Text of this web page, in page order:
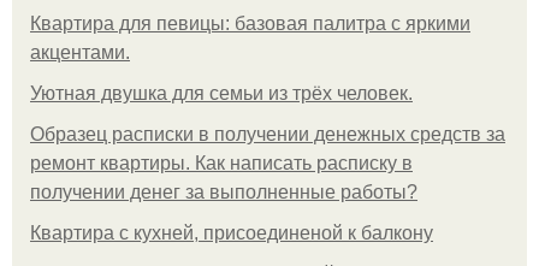
Квартира для певицы: базовая палитра с яркими
акцентами.
Уютная двушка для семьи из трёх человек.
Образец расписки в получении денежных средств за
ремонт квартиры. Как написать расписку в
получении денег за выполненные работы?
Квартира с кухней, присоединеной к балкону